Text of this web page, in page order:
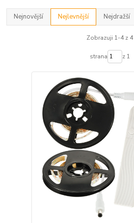
Nejnovější Nejlevnější Nejdražší
Zobrazuji 1-4 z 4
strana z 1